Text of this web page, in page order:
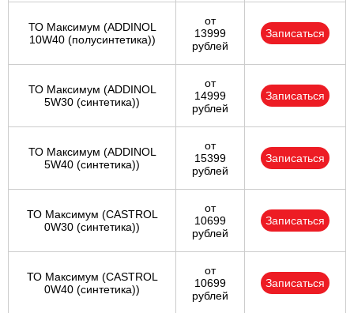
ТО Максимум (ADDINOL
10W40 (полусинтетика))
от
13999
рублей
Записаться
ТО Максимум (ADDINOL
5W30 (синтетика))
от
14999
рублей
Записаться
ТО Максимум (ADDINOL
5W40 (синтетика))
от
15399
рублей
Записаться
ТО Максимум (CASTROL
0W30 (синтетика))
от
10699
рублей
Записаться
ТО Максимум (CASTROL
0W40 (синтетика))
от
10699
рублей
Записаться